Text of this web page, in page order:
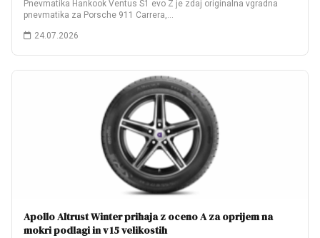
Pnevmatika Hankook Ventus S1 evo Z je zdaj originalna vgradna
pnevmatika za Porsche 911 Carrera,…
24.07.2026
Apollo Altrust Winter prihaja z oceno A za oprijem na
mokri podlagi in v 15 velikostih